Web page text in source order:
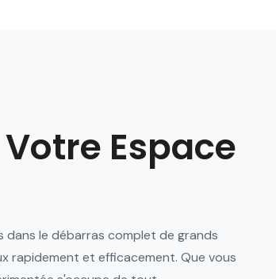
Espace
dans le débarras complet de grands
rapidement et efficacement. Que vous